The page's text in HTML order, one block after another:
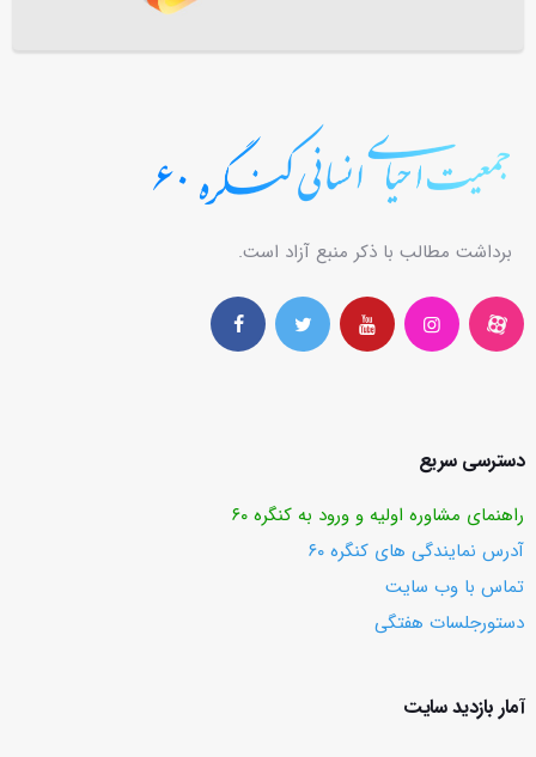
برداشت مطالب با ذکر منبع آزاد است.
دسترسی سریع
راهنمای مشاوره اولیه و ورود به کنگره ۶۰
آدرس نمایندگی های کنگره ۶۰
تماس با وب ‌سایت
دستورجلسات هفتگی
آمار بازدید سایت